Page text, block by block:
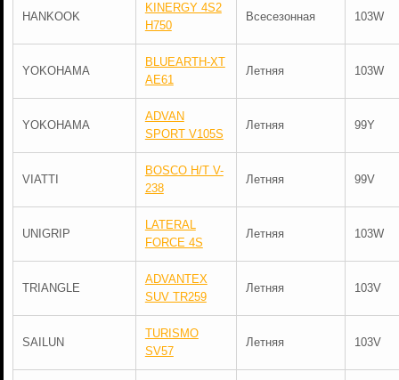
HANKOOK
KINERGY 4S2
H750
Всесезонная 103W
YOKOHAMA
BLUEARTH-XT
AE61
Летняя 103W
YOKOHAMA
ADVAN
SPORT V105S
Летняя 99Y
VIATTI
BOSCO H/T V-
238
Летняя 99V
UNIGRIP
LATERAL
FORCE 4S
Летняя 103W
TRIANGLE
ADVANTEX
SUV TR259
Летняя 103V
SAILUN
TURISMO
SV57
Летняя 103V